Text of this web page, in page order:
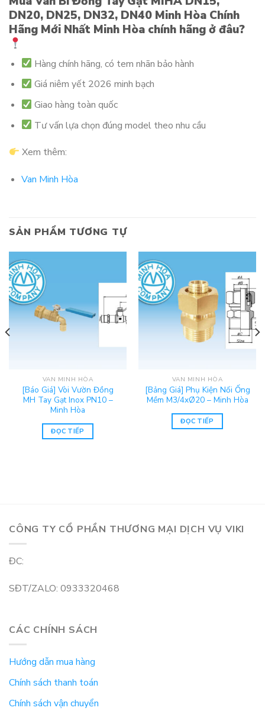
DN20, DN25, DN32, DN40 Minh Hòa Chính
Hãng Mới Nhất Minh Hòa chính hãng ở đâu?
Hàng chính hãng, có tem nhãn bảo hành
Giá niêm yết 2026 minh bạch
Giao hàng toàn quốc
Tư vấn lựa chọn đúng model theo nhu cầu
Xem thêm:
Van Minh Hòa
SẢN PHẨM TƯƠNG TỰ
VAN MINH HÒA
[Báo Giá] Vòi Vườn Đồng
MH Tay Gạt Inox PN10 –
Minh Hòa
ĐỌC TIẾP
VAN MINH HÒA
[Bảng Giá] Phụ Kiện Nối Ống
Mềm M3/4xØ20 – Minh Hòa
ĐỌC TIẾP
CÔNG TY CỔ PHẦN THƯƠNG MẠI DỊCH VỤ VIKI
ĐC:
SĐT/ZALO: 0933320468
CÁC CHÍNH SÁCH
Hướng dẫn mua hàng
Chính sách thanh toán
Chính sách vận chuyển